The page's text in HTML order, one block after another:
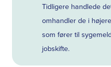
Tidligere handlede
omhandler de i
som fører til
jobskifte.